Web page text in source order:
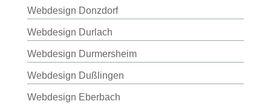
Webdesign Donzdorf
Webdesign Durlach
Webdesign Durmersheim
Webdesign Dußlingen
Webdesign Eberbach